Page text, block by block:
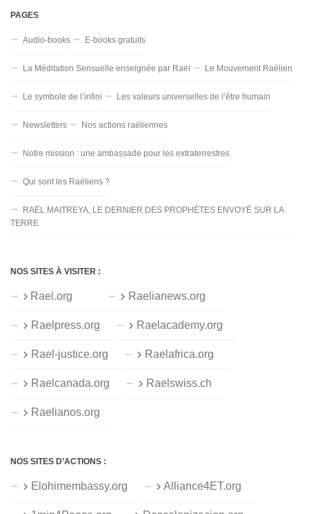
PAGES
Audio-books E-books gratuits
La Méditation Sensuelle enseignée par Raël Le Mouvement Raélien
Le symbole de l’infini Les valeurs universelles de l’être humain
Newsletters Nos actions raéliennes
Notre mission : une ambassade pour les extraterrestres
Qui sont les Raéliens ?
RAËL MAITREYA, LE DERNIER DES PROPHÈTES ENVOYÉ SUR LA
TERRE
NOS SITES À VISITER :
Rael.org Raelianews.org
Raelpress.org Raelacademy.org
Rael-justice.org Raelafrica.org
Raelcanada.org Raelswiss.ch
Raelianos.org
NOS SITES D’ACTIONS :
Elohimembassy.org Alliance4ET.org